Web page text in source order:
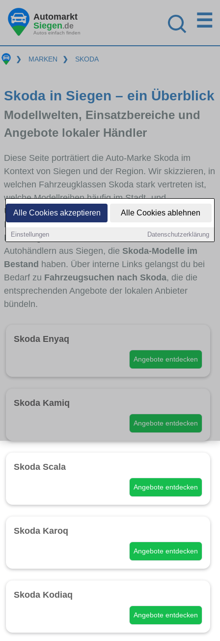
Alle Cookies akzeptieren Alle Cookies ablehnen
Einstellungen Datenschutzerklärung
Automarkt
Siegen.de
Autos einfach finden
☰
❯ MARKEN ❯ SKODA
Skoda in Siegen – ein Überblick
Modellwelten, Einsatzbereiche und
Angebote lokaler Händler
Diese Seite porträtiert die Auto-Marke Skoda im
Kontext von Siegen und der Region. Wir skizzieren, in
welchen Fahrzeugklassen Skoda stark vertreten ist,
welche Modellreihen häufig im Stadt- und
Umlandverkehr zu sehen sind und für welche
Fahrertypen die Marke interessant ist. Viele
Fahrzeuge stammen von Autohäusern und
Autohändlern aus Siegen, die Skoda-Modelle im
Bestand haben. Über interne Links gelangst du bei
Bedarf zu Fahrzeugsuchen nach Skoda, die die
entsprechenden Angebote der lokalen Anbieter
bündeln.
Skoda Enyaq
Angebote entdecken
Skoda Kamiq
Angebote entdecken
Skoda Scala
Angebote entdecken
Skoda Karoq
Angebote entdecken
Skoda Kodiaq
Angebote entdecken